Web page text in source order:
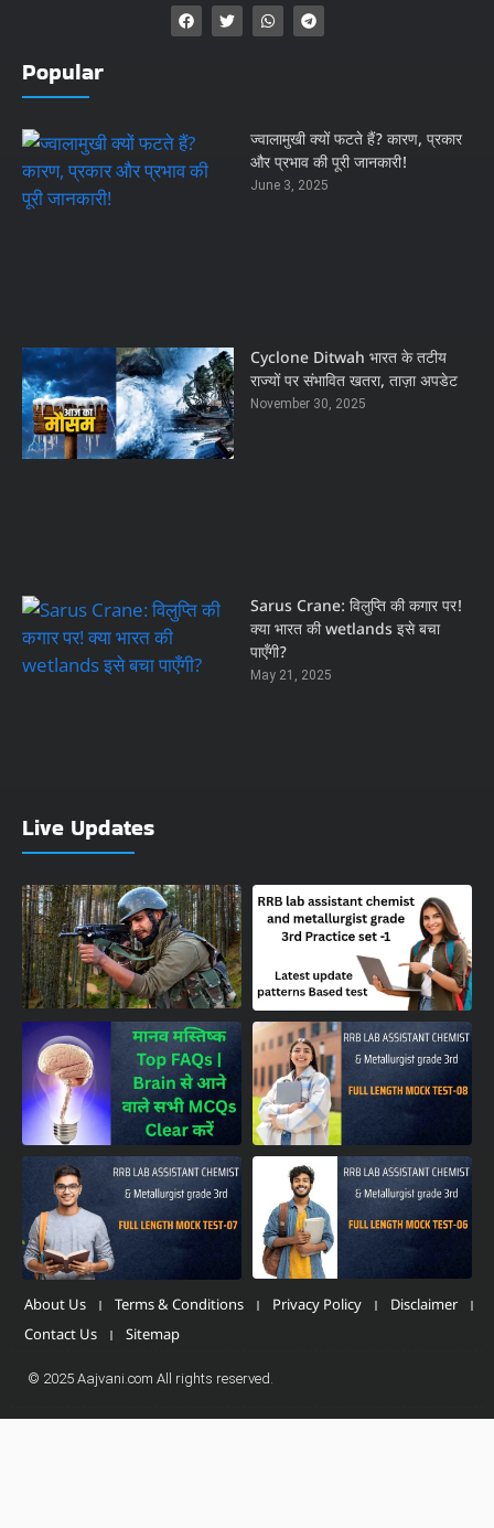
Popular
ज्वालामुखी क्यों फटते हैं? कारण, प्रकार
और प्रभाव की पूरी जानकारी!
June 3, 2025
Cyclone Ditwah भारत के तटीय
राज्यों पर संभावित खतरा, ताज़ा अपडेट
November 30, 2025
Sarus Crane: विलुप्ति की कगार पर!
क्या भारत की wetlands इसे बचा
पाएँगी?
May 21, 2025
Live Updates
About Us Terms & Conditions Privacy Policy
Disclaimer
Contact Us
Sitemap
© 2025 Aajvani.com All rights reserved.